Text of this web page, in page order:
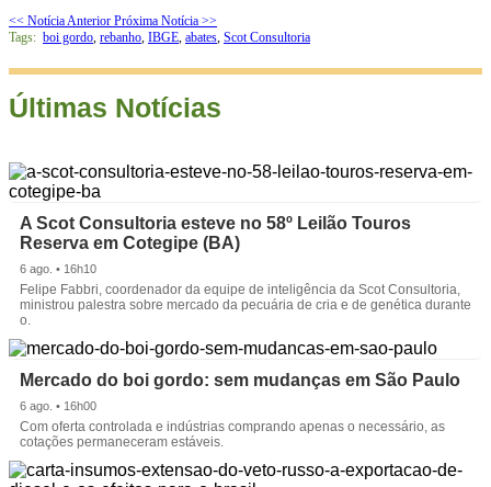
<< Notícia Anterior Próxima Notícia >>
Tags: boi gordo, rebanho, IBGE, abates, Scot Consultoria
Últimas Notícias
A Scot Consultoria esteve no 58º Leilão Touros
Reserva em Cotegipe (BA)
6 ago. • 16h10
Felipe Fabbri, coordenador da equipe de inteligência da Scot Consultoria,
ministrou palestra sobre mercado da pecuária de cria e de genética durante
o.
Mercado do boi gordo: sem mudanças em São Paulo
6 ago. • 16h00
Com oferta controlada e indústrias comprando apenas o necessário, as
cotações permaneceram estáveis.